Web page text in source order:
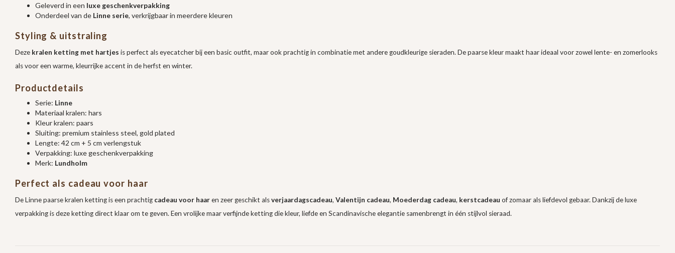
Geleverd in een luxe geschenkverpakking
Onderdeel van de Linne serie, verkrijgbaar in meerdere kleuren
Styling & uitstraling
Deze kralen ketting met hartjes is perfect als eyecatcher bij een basic outfit, maar ook prachtig in combinatie met andere goudkleurige sieraden. De paarse kleur maakt haar ideaal voor zowel lente- en zomerlooks
als voor een warme, kleurrijke accent in de herfst en winter.
Productdetails
Serie: Linne
Materiaal kralen: hars
Kleur kralen: paars
Sluiting: premium stainless steel, gold plated
Lengte: 42 cm + 5 cm verlengstuk
Verpakking: luxe geschenkverpakking
Merk: Lundholm
Perfect als cadeau voor haar
De Linne paarse kralen ketting is een prachtig cadeau voor haaren zeer geschikt alsverjaardagscadeau, Valentijn cadeau, Moederdag cadeau, kerstcadeau of zomaar als liefdevol gebaar. Dankzij de luxe
verpakking is deze ketting direct klaar om te geven. Een vrolijke maar verfijnde ketting die kleur, liefde en Scandinavische elegantie samenbrengt in één stijlvol sieraad.